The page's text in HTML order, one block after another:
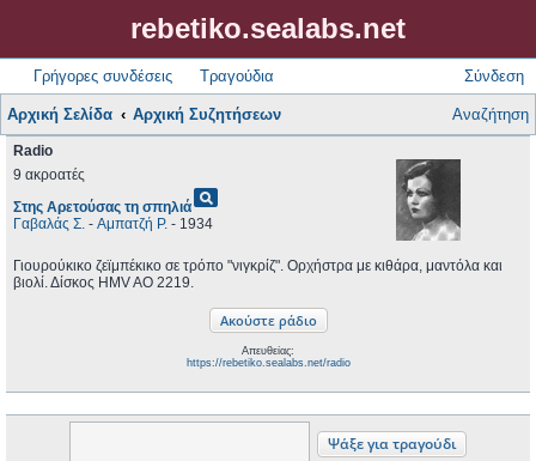
rebetiko.sealabs.net
Γρήγορες συνδέσεις Τραγούδια Σύνδεση
Αρχική Σελίδα Αρχική Συζητήσεων Αναζήτηση
Radio
9 ακροατές
Στης Αρετούσας τη σπηλιάpageview
Γαβαλάς Σ. - Αμπατζή Ρ. - 1934
Γιουρούκικο ζεϊμπέκικο σε τρόπο "νιγκρίζ". Ορχήστρα με κιθάρα, μαντόλα και
βιολί. Δίσκος HMV AO 2219.
Απευθείας:
https://rebetiko.sealabs.net/radio